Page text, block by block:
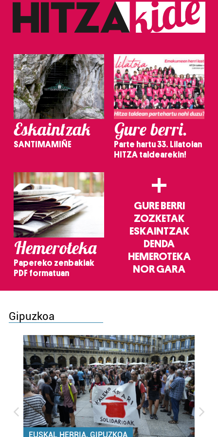
Eskaintzak
SANTIMAMIÑE
Gure berri.
Parte hartu 33. Lilatoian
HITZA taldearekin!
Hemeroteka
Papereko zenbakiak
PDF formatuan
+
GURE BERRI
ZOZKETAK
ESKAINTZAK
DENDA
HEMEROTEKA
NOR GARA
Gipuzkoa
EUSKAL HERRIA, GIPUZKOA